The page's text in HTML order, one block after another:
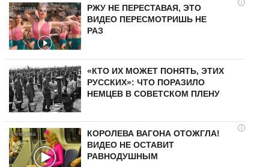
i
РЖУ НЕ ПЕРЕСТАВАЯ, ЭТО
ВИДЕО ПЕРЕСМОТРИШЬ НЕ
РАЗ
«КТО ИХ МОЖЕТ ПОНЯТЬ, ЭТИХ
РУССКИХ»: ЧТО ПОРАЗИЛО
НЕМЦЕВ В СОВЕТСКОМ ПЛЕНУ
i
КОРОЛЕВА ВАГОНА ОТОЖГЛА!
ВИДЕО НЕ ОСТАВИТ
РАВНОДУШНЫМ